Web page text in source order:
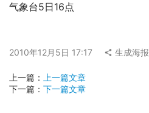
气象台5日16点
2010年12月5日 17:17 生成海报
上一篇：
上一篇文章
下一篇： 下一篇文章